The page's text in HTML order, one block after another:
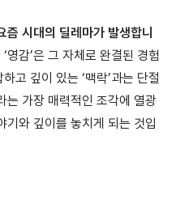
즘 시대의 딜레마가 발생합니
영감’은 그 자체로 완결된 경험
고 깊이 있는 ‘맥락’과는 단절
는 가장 매력적인 조각에 열광
기와 깊이를 놓치게 되는 것입